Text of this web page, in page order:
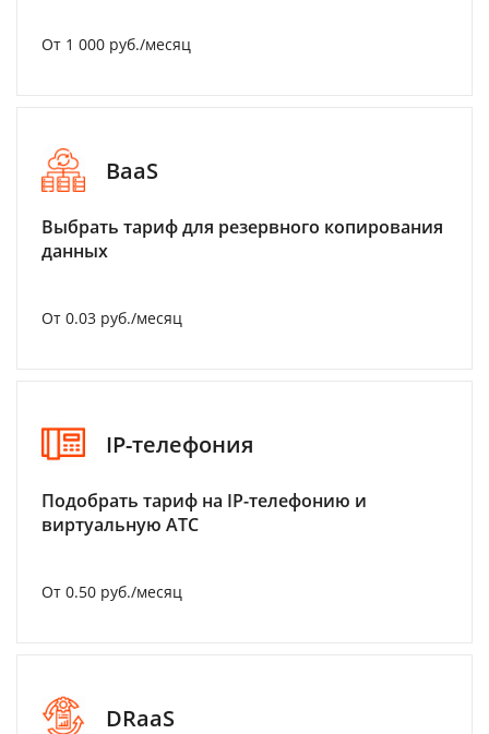
От 1 000 руб./месяц
BaaS
Выбрать тариф для резервного копирования
данных
От 0.03 руб./месяц
IP-телефония
Подобрать тариф на IP-телефонию и
виртуальную АТС
От 0.50 руб./месяц
DRaaS